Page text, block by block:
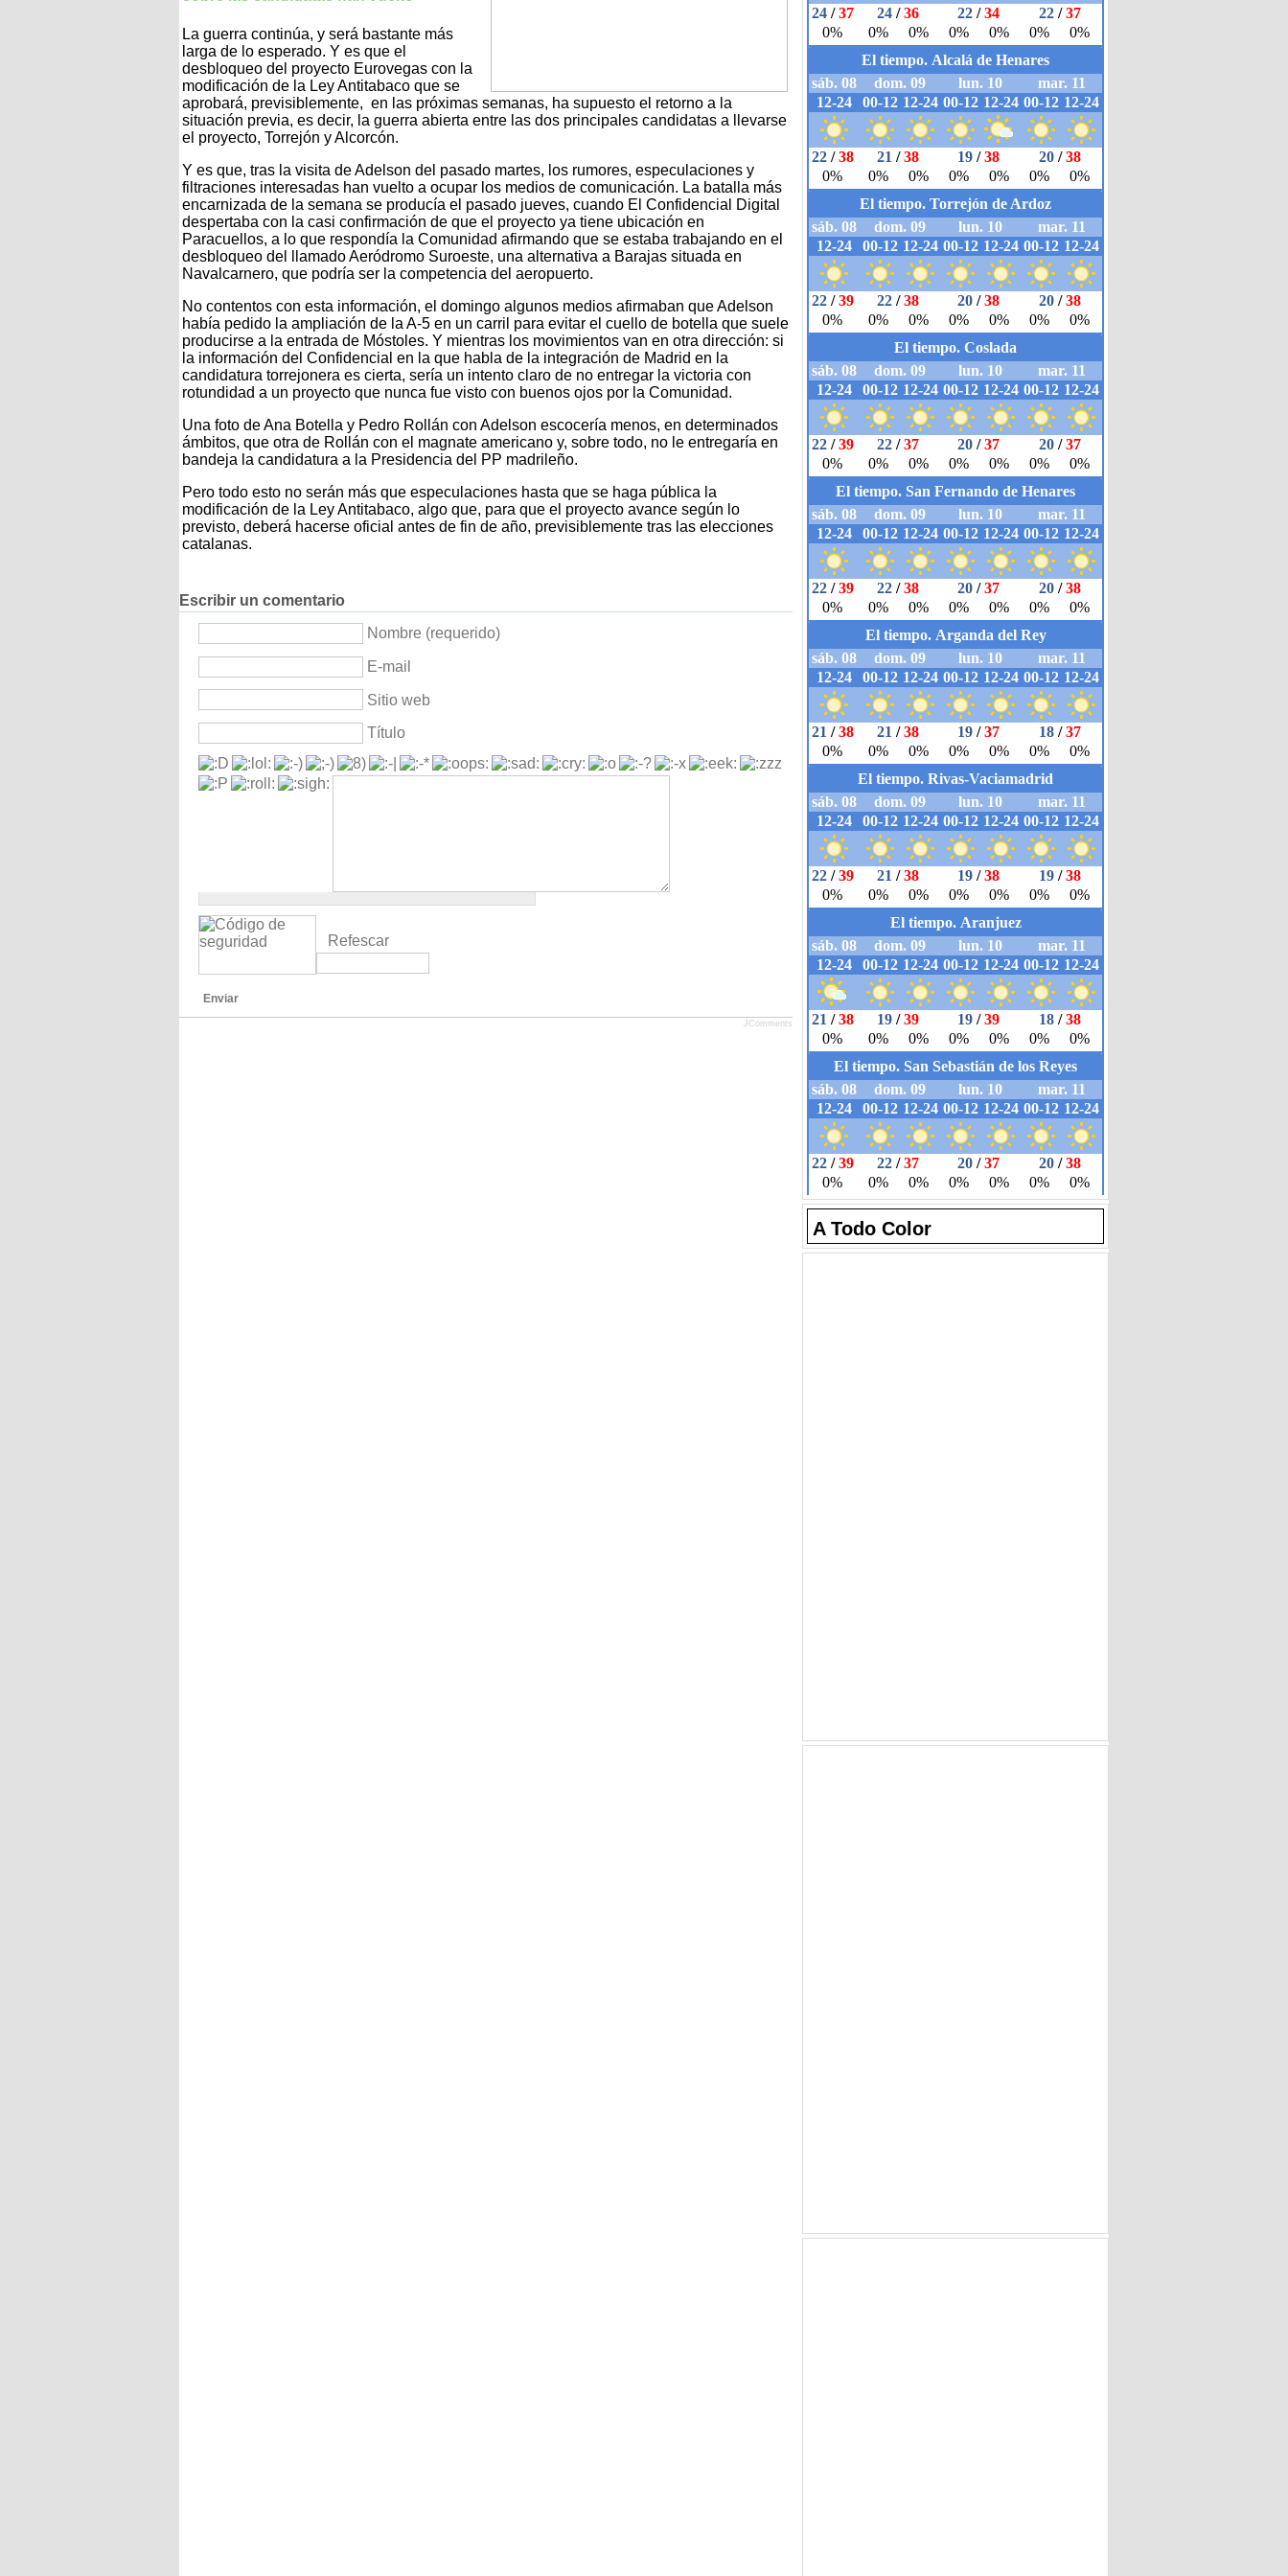
La guerra continúa, y será bastante más
larga de lo esperado. Y es que el
desbloqueo del proyecto Eurovegas con la
modificación de la Ley Antitabaco que se
aprobará, previsiblemente, en las próximas semanas, ha supuesto el retorno a la
situación previa, es decir, la guerra abierta entre las dos principales candidatas a llevarse
el proyecto, Torrejón y Alcorcón.
Y es que, tras la visita de Adelson del pasado martes, los rumores, especulaciones y
filtraciones interesadas han vuelto a ocupar los medios de comunicación. La batalla más
encarnizada de la semana se producía el pasado jueves, cuando El Confidencial Digital
despertaba con la casi confirmación de que el proyecto ya tiene ubicación en
Paracuellos, a lo que respondía la Comunidad afirmando que se estaba trabajando en el
desbloqueo del llamado Aeródromo Suroeste, una alternativa a Barajas situada en
Navalcarnero, que podría ser la competencia del aeropuerto.
No contentos con esta información, el domingo algunos medios afirmaban que Adelson
había pedido la ampliación de la A-5 en un carril para evitar el cuello de botella que suele
producirse a la entrada de Móstoles. Y mientras los movimientos van en otra dirección: si
la información del Confidencial en la que habla de la integración de Madrid en la
candidatura torrejonera es cierta, sería un intento claro de no entregar la victoria con
rotundidad a un proyecto que nunca fue visto con buenos ojos por la Comunidad.
Una foto de Ana Botella y Pedro Rollán con Adelson escocería menos, en determinados
ámbitos, que otra de Rollán con el magnate americano y, sobre todo, no le entregaría en
bandeja la candidatura a la Presidencia del PP madrileño.
Pero todo esto no serán más que especulaciones hasta que se haga pública la
modificación de la Ley Antitabaco, algo que, para que el proyecto avance según lo
previsto, deberá hacerse oficial antes de fin de año, previsiblemente tras las elecciones
catalanas.
Escribir un comentario
Nombre (requerido)
E-mail
Sitio web
Título
Refescar
Enviar
JComments
A Todo Color